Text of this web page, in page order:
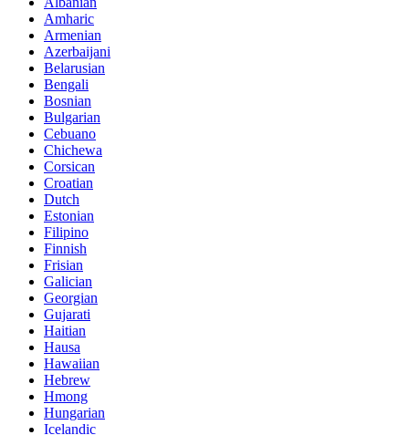
Amharic
Armenian
Azerbaijani
Belarusian
Bengali
Bosnian
Bulgarian
Cebuano
Chichewa
Corsican
Croatian
Dutch
Estonian
Filipino
Finnish
Frisian
Galician
Georgian
Gujarati
Haitian
Hausa
Hawaiian
Hebrew
Hmong
Hungarian
Icelandic